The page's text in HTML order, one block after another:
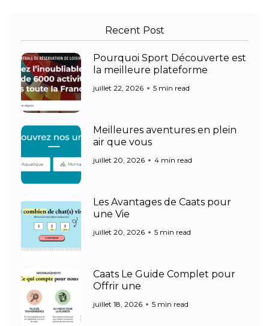
Recent Post
Pourquoi Sport Découverte est
la meilleure plateforme
juillet 22, 2026 5 min read
Meilleures aventures en plein
air que vous
juillet 20, 2026 4 min read
Les Avantages de Caats pour
une Vie
juillet 20, 2026 5 min read
Caats Le Guide Complet pour
Offrir une
juillet 18, 2026 5 min read